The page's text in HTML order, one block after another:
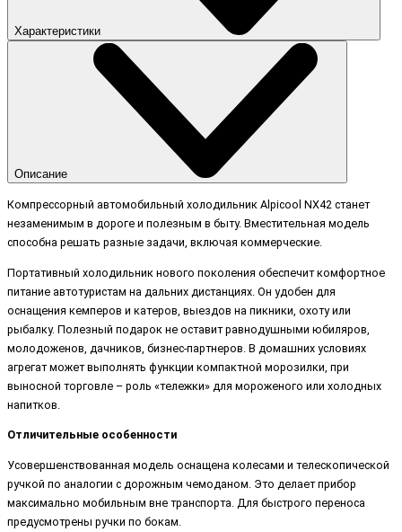
Характеристики
Описание
Компрессорный автомобильный холодильник Alpicool NX42 станет
незаменимым в дороге и полезным в быту. Вместительная модель
способна решать разные задачи, включая коммерческие.
Портативный холодильник нового поколения обеспечит комфортное
питание автотуристам на дальних дистанциях. Он удобен для
оснащения кемперов и катеров, выездов на пикники, охоту или
рыбалку. Полезный подарок не оставит равнодушными юбиляров,
молодоженов, дачников, бизнес-партнеров. В домашних условиях
агрегат может выполнять функции компактной морозилки, при
выносной торговле – роль «тележки» для мороженого или холодных
напитков.
Отличительные особенности
Усовершенствованная модель оснащена колесами и телескопической
ручкой по аналогии с дорожным чемоданом. Это делает прибор
максимально мобильным вне транспорта. Для быстрого переноса
предусмотрены ручки по бокам.